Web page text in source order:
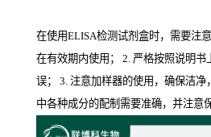
在使用ELISA检测试剂盒时，需要注
在有效期内使用； 2. 严格按照说明
误； 3. 注意加样器的使用，确保洁净
中各种成分的配制需要准确，并注意